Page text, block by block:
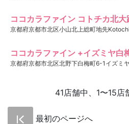
ココカラファイン コトチカ北大
京都府京都市北区小山北上総町地先
ココカラファイン +イズミヤ白
京都府京都市北区北野下白梅町6-1イズミ
41店舗中、1〜15店
最初のページへ